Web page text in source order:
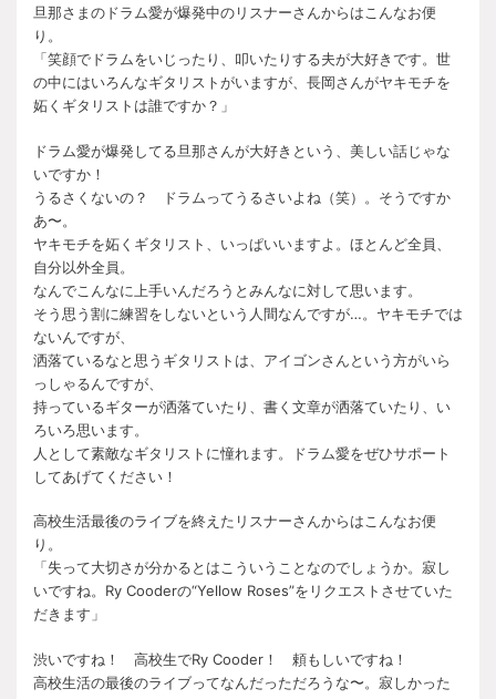
旦那さまのドラム愛が爆発中のリスナーさんからはこんなお便
り。
「笑顔でドラムをいじったり、叩いたりする夫が大好きです。世
の中にはいろんなギタリストがいますが、長岡さんがヤキモチを
妬くギタリストは誰ですか？」
ドラム愛が爆発してる旦那さんが大好きという、美しい話じゃな
いですか！
うるさくないの？ ドラムってうるさいよね（笑）。そうですか
あ〜。
ヤキモチを妬くギタリスト、いっぱいいますよ。ほとんど全員、
自分以外全員。
なんでこんなに上手いんだろうとみんなに対して思います。
そう思う割に練習をしないという人間なんですが…。ヤキモチでは
ないんですが、
洒落ているなと思うギタリストは、アイゴンさんという方がいら
っしゃるんですが、
持っているギターが洒落ていたり、書く文章が洒落ていたり、い
ろいろ思います。
人として素敵なギタリストに憧れます。ドラム愛をぜひサポート
してあげてください！
高校生活最後のライブを終えたリスナーさんからはこんなお便
り。
「失って大切さが分かるとはこういうことなのでしょうか。寂し
いですね。Ry Cooderの“Yellow Roses”をリクエストさせていた
だきます」
渋いですね！ 高校生でRy Cooder！ 頼もしいですね！
高校生活の最後のライブってなんだっただろうな〜。寂しかった